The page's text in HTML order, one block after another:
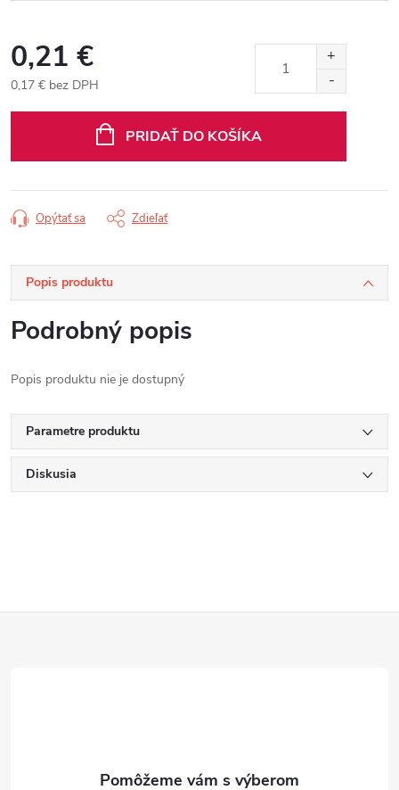
0,21 €
0,17 € bez DPH
PRIDAŤ DO KOŠÍKA
Opýtať sa Zdieľať
Popis produktu
Podrobný popis
Popis produktu nie je dostupný
Parametre produktu
Diskusia